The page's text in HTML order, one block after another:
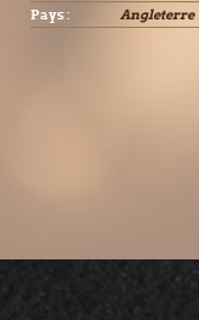
Pays :
Angleterre